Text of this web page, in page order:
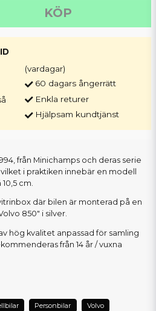
KÖP
(vardagar)
60 dagars ångerrätt
Enkla returer
Hjälpsam kundtjänst
från Minichamps och deras serie
vilket i praktiken innebär en modell
cm.
där bilen är monterad på en
850" i silver.
hög kvalitet anpassad för samling
från 14 år / vuxna
Personbilar Volvo